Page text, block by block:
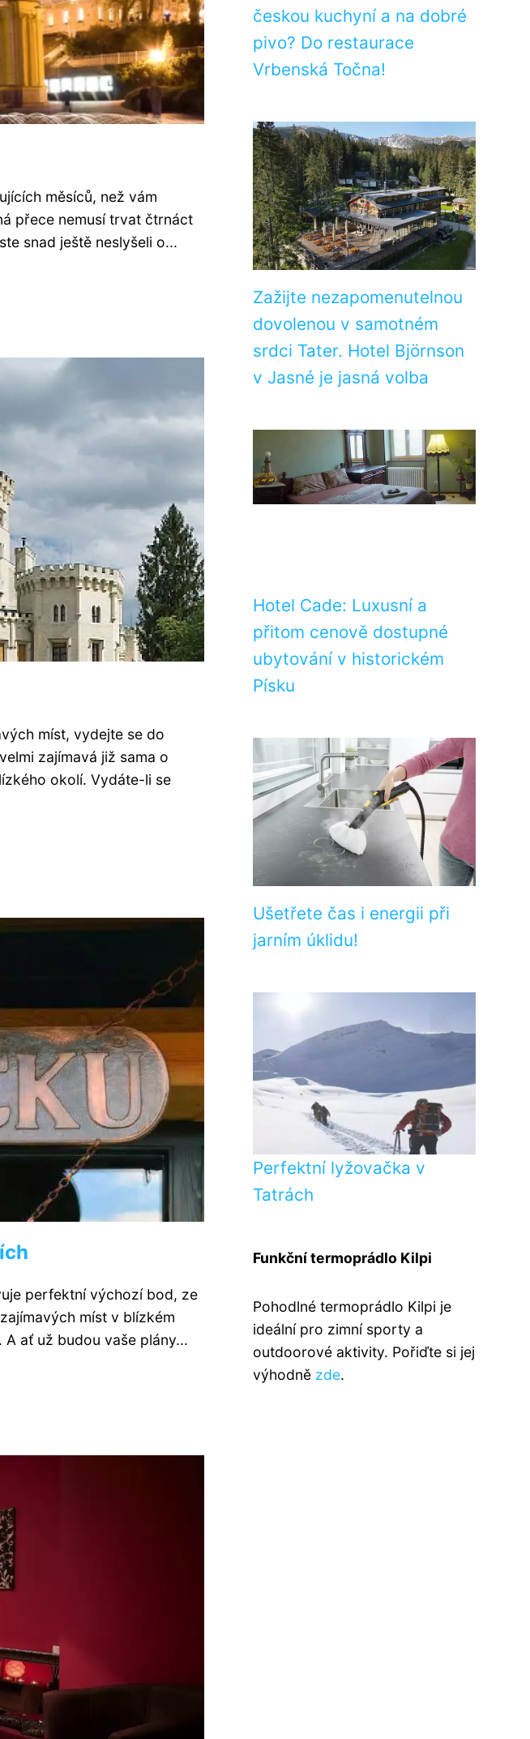
měsíců, než vám
přece nemusí trvat čtrnáct
snad ještě neslyšeli o...
míst, vydejte se do
zajímavá již sama o
okolí. Vydáte-li se
perfektní výchozí bod, ze
míst v blízkém
ať už budou vaše plány...
českou kuchyní a na dobré
pivo? Do restaurace
Vrbenská Točna!
Zažijte nezapomenutelnou
dovolenou v samotném
srdci Tater. Hotel Björnson
v Jasné je jasná volba
Hotel Cade: Luxusní a
přitom cenově dostupné
ubytování v historickém
Písku
Ušetřete čas i energii při
jarním úklidu!
Perfektní lyžovačka v
Tatrách
Funkční termoprádlo Kilpi
Pohodlné termoprádlo Kilpi je
ideální pro zimní sporty a
outdoorové aktivity. Pořiďte si jej
výhodně zde.